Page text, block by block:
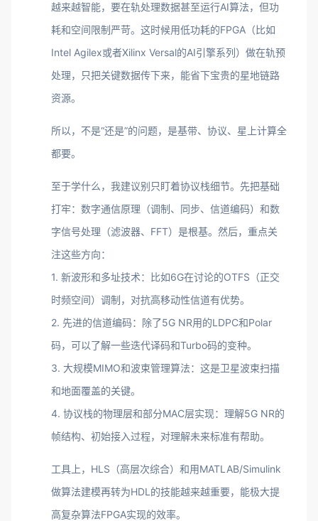
越来越智能，要在轨处理数据甚至运行AI算法，但功
耗和空间限制严苛。这时候用低功耗的FPGA（比如
Intel Agilex或者Xilinx Versal的AI引擎系列）做在轨预
处理，只把关键数据传下来，能省下宝贵的星地链路
资源。
所以，不是“还是”的问题，是基带、协议、星上计算全
都要。
至于学什么，我建议别只盯着协议栈细节。先把基础
打牢：数字通信原理（调制、同步、信道编码）和数
字信号处理（滤波器、FFT）是根基。然后，重点关
注这些方向：
1. 新波形和多址技术：比如6G在讨论的OTFS（正交
时频空间）调制，对抗高移动性信道有优势。
2. 先进的信道编码：除了5G NR用的LDPC和Polar
码，可以了解一些迭代译码和Turbo码的变种。
3. 大规模MIMO和波束管理算法：这是卫星波束扫描
和地面覆盖的关键。
4. 协议栈的物理层和部分MAC层实现：理解5G NR的
帧结构、初始接入过程，对理解未来标准有帮助。
工具上，HLS（高层次综合）和用MATLAB/Simulink
做算法建模再转为HDL的技能越来越重要，能极大提
高复杂算法FPGA实现的效率。